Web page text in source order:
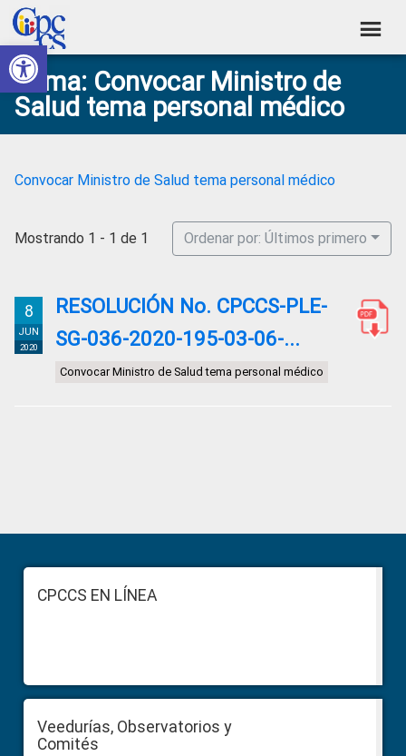
Abrir barra de herramientas
Skip
to
primary
navigation
Skip
to
main
content
Skip
to
primary
sidebar
Skip
to
footer
Consejo
de
Participación
Social
Construyendo
Poder
Ciudadano
Tema: Convocar Ministro de
Salud tema personal médico
Convocar Ministro de Salud tema personal médico
Mostrando 1 - 1 de 1 Ordenar por: Últimos primero
8
JUN
2020
RESOLUCIÓN No. CPCCS-PLE-
SG-036-2020-195-03-06-...
Convocar Ministro de Salud tema personal médico
Sidebar
FooterCPCCS EN LÍNEA
Veedurías, Observatorios y
Comités